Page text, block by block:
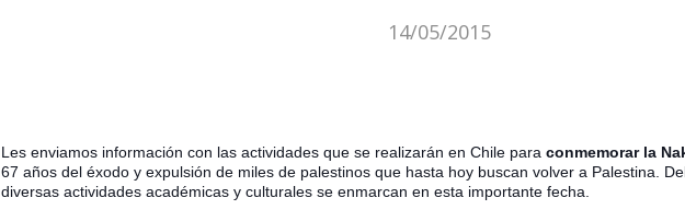
14/05/2015
Les enviamos información con las actividades que se realizarán en Chile para conmemorar la
67 años del éxodo y expulsión de miles de palestinos que hasta hoy buscan volver a Palestina.
diversas actividades académicas y culturales se enmarcan en esta importante fecha.